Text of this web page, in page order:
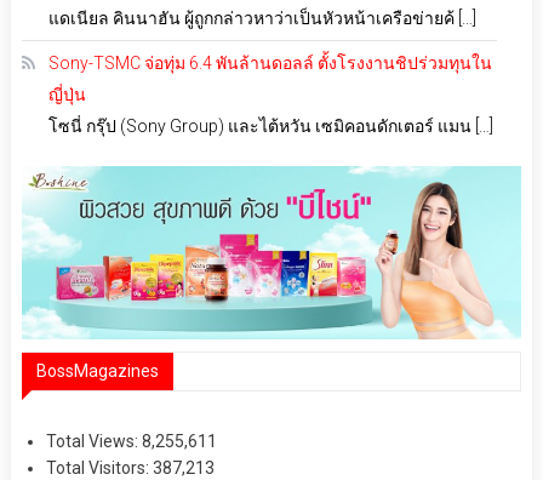
แดเนียล คินนาฮัน ผู้ถูกกล่าวหาว่าเป็นหัวหน้าเครือข่ายค้ […]
Sony-TSMC จ่อทุ่ม 6.4 พันล้านดอลล์ ตั้งโรงงานชิปร่วมทุนใน
ญี่ปุ่น
โซนี่ กรุ๊ป (Sony Group) และไต้หวัน เซมิคอนดักเตอร์ แมน […]
BossMagazines
Total Views: 8,255,611
Total Visitors: 387,213